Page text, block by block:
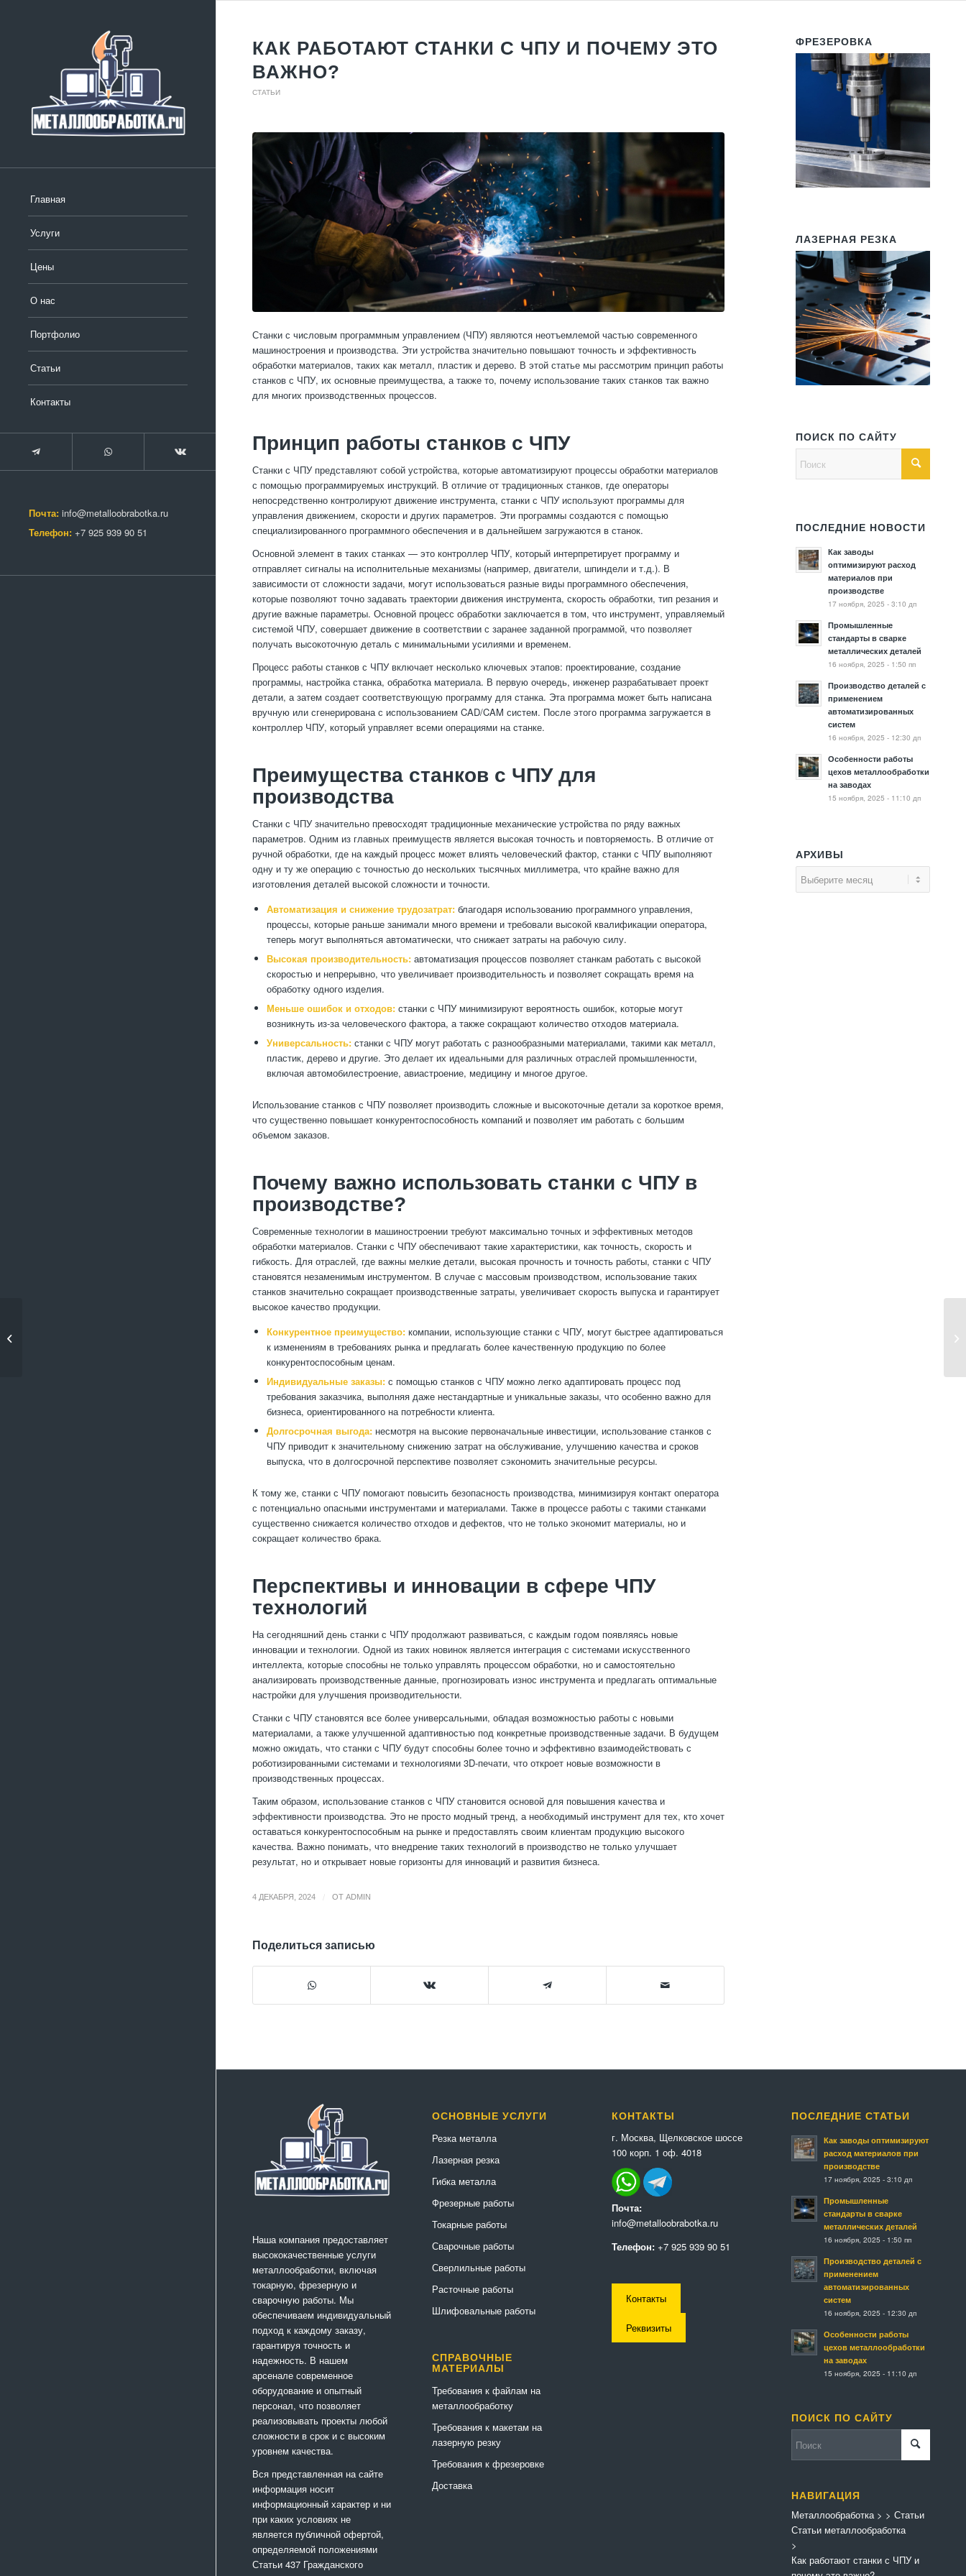
Главная
Услуги
Цены
О нас
Портфолио
Статьи
Контакты
Почта: info@metalloobrabotka.ru
Телефон: +7 925 939 90 51
КАК РАБОТАЮТ СТАНКИ С ЧПУ И ПОЧЕМУ ЭТО
ВАЖНО?
СТАТЬИ
Станки с числовым программным управлением (ЧПУ) являются неотъемлемой частью современного
машиностроения и производства. Эти устройства значительно повышают точность и эффективность
обработки материалов, таких как металл, пластик и дерево. В этой статье мы рассмотрим принцип работы
станков с ЧПУ, их основные преимущества, а также то, почему использование таких станков так важно
для многих производственных процессов.
Принцип работы станков с ЧПУ
Станки с ЧПУ представляют собой устройства, которые автоматизируют процессы обработки материалов
с помощью программируемых инструкций. В отличие от традиционных станков, где операторы
непосредственно контролируют движение инструмента, станки с ЧПУ используют программы для
управления движением, скорости и других параметров. Эти программы создаются с помощью
специализированного программного обеспечения и в дальнейшем загружаются в станок.
Основной элемент в таких станках — это контроллер ЧПУ, который интерпретирует программу и
отправляет сигналы на исполнительные механизмы (например, двигатели, шпиндели и т.д.). В
зависимости от сложности задачи, могут использоваться разные виды программного обеспечения,
которые позволяют точно задавать траектории движения инструмента, скорость обработки, тип резания и
другие важные параметры. Основной процесс обработки заключается в том, что инструмент, управляемый
системой ЧПУ, совершает движение в соответствии с заранее заданной программой, что позволяет
получать высокоточную деталь с минимальными усилиями и временем.
Процесс работы станков с ЧПУ включает несколько ключевых этапов: проектирование, создание
программы, настройка станка, обработка материала. В первую очередь, инженер разрабатывает проект
детали, а затем создает соответствующую программу для станка. Эта программа может быть написана
вручную или сгенерирована с использованием CAD/CAM систем. После этого программа загружается в
контроллер ЧПУ, который управляет всеми операциями на станке.
Преимущества станков с ЧПУ для
производства
Станки с ЧПУ значительно превосходят традиционные механические устройства по ряду важных
параметров. Одним из главных преимуществ является высокая точность и повторяемость. В отличие от
ручной обработки, где на каждый процесс может влиять человеческий фактор, станки с ЧПУ выполняют
одну и ту же операцию с точностью до нескольких тысячных миллиметра, что крайне важно для
изготовления деталей высокой сложности и точности.
Автоматизация и снижение трудозатрат: благодаря использованию программного управления,
процессы, которые раньше занимали много времени и требовали высокой квалификации оператора,
теперь могут выполняться автоматически, что снижает затраты на рабочую силу.
Высокая производительность: автоматизация процессов позволяет станкам работать с высокой
скоростью и непрерывно, что увеличивает производительность и позволяет сокращать время на
обработку одного изделия.
Меньше ошибок и отходов: станки с ЧПУ минимизируют вероятность ошибок, которые могут
возникнуть из-за человеческого фактора, а также сокращают количество отходов материала.
Универсальность: станки с ЧПУ могут работать с разнообразными материалами, такими как металл,
пластик, дерево и другие. Это делает их идеальными для различных отраслей промышленности,
включая автомобилестроение, авиастроение, медицину и многое другое.
Использование станков с ЧПУ позволяет производить сложные и высокоточные детали за короткое время,
что существенно повышает конкурентоспособность компаний и позволяет им работать с большим
объемом заказов.
Почему важно использовать станки с ЧПУ в
производстве?
Современные технологии в машиностроении требуют максимально точных и эффективных методов
обработки материалов. Станки с ЧПУ обеспечивают такие характеристики, как точность, скорость и
гибкость. Для отраслей, где важны мелкие детали, высокая прочность и точность работы, станки с ЧПУ
становятся незаменимым инструментом. В случае с массовым производством, использование таких
станков значительно сокращает производственные затраты, увеличивает скорость выпуска и гарантирует
высокое качество продукции.
Конкурентное преимущество: компании, использующие станки с ЧПУ, могут быстрее адаптироваться
к изменениям в требованиях рынка и предлагать более качественную продукцию по более
конкурентоспособным ценам.
Индивидуальные заказы: с помощью станков с ЧПУ можно легко адаптировать процесс под
требования заказчика, выполняя даже нестандартные и уникальные заказы, что особенно важно для
бизнеса, ориентированного на потребности клиента.
Долгосрочная выгода: несмотря на высокие первоначальные инвестиции, использование станков с
ЧПУ приводит к значительному снижению затрат на обслуживание, улучшению качества и сроков
выпуска, что в долгосрочной перспективе позволяет сэкономить значительные ресурсы.
К тому же, станки с ЧПУ помогают повысить безопасность производства, минимизируя контакт оператора
с потенциально опасными инструментами и материалами. Также в процессе работы с такими станками
существенно снижается количество отходов и дефектов, что не только экономит материалы, но и
сокращает количество брака.
Перспективы и инновации в сфере ЧПУ
технологий
На сегодняшний день станки с ЧПУ продолжают развиваться, с каждым годом появляясь новые
инновации и технологии. Одной из таких новинок является интеграция с системами искусственного
интеллекта, которые способны не только управлять процессом обработки, но и самостоятельно
анализировать производственные данные, прогнозировать износ инструмента и предлагать оптимальные
настройки для улучшения производительности.
Станки с ЧПУ становятся все более универсальными, обладая возможностью работы с новыми
материалами, а также улучшенной адаптивностью под конкретные производственные задачи. В будущем
можно ожидать, что станки с ЧПУ будут способны более точно и эффективно взаимодействовать с
роботизированными системами и технологиями 3D-печати, что откроет новые возможности в
производственных процессах.
Таким образом, использование станков с ЧПУ становится основой для повышения качества и
эффективности производства. Это не просто модный тренд, а необходимый инструмент для тех, кто хочет
оставаться конкурентоспособным на рынке и предоставлять своим клиентам продукцию высокого
качества. Важно понимать, что внедрение таких технологий в производство не только улучшает
результат, но и открывает новые горизонты для инноваций и развития бизнеса.
4 ДЕКАБРЯ, 2024 ОТ ADMIN
Поделиться записью
ФРЕЗЕРОВКА
ЛАЗЕРНАЯ РЕЗКА
ПОИСК ПО САЙТУ
ПОСЛЕДНИЕ НОВОСТИ
Как заводы
оптимизируют расход
материалов при
производстве
17 ноября, 2025 - 3:10 дп
Промышленные
стандарты в сварке
металлических деталей
16 ноября, 2025 - 1:50 пп
Производство деталей с
применением
автоматизированных
систем
16 ноября, 2025 - 12:30 дп
Особенности работы
цехов металлообработки
на заводах
15 ноября, 2025 - 11:10 дп
АРХИВЫ
Наша компания предоставляет
высококачественные услуги
металлообработки, включая
токарную, фрезерную и
сварочную работы. Мы
обеспечиваем индивидуальный
подход к каждому заказу,
гарантируя точность и
надежность. В нашем
арсенале современное
оборудование и опытный
персонал, что позволяет
реализовывать проекты любой
сложности в срок и с высоким
уровнем качества.
Вся представленная на сайте
информация носит
информационный характер и ни
при каких условиях не
является публичной офертой,
определяемой положениями
Статьи 437 Гражданского
ОСНОВНЫЕ УСЛУГИ
Резка металла
Лазерная резка
Гибка металла
Фрезерные работы
Токарные работы
Сварочные работы
Сверлильные работы
Расточные работы
Шлифовальные работы
СПРАВОЧНЫЕ
МАТЕРИАЛЫ
Требования к файлам на
металлообработку
Требования к макетам на
лазерную резку
Требования к фрезеровке
Доставка
КОНТАКТЫ
г. Москва, Щелковское шоссе
100 корп. 1 оф. 4018
Почта:
info@metalloobrabotka.ru
Телефон: +7 925 939 90 51
Контакты
Реквизиты
ПОСЛЕДНИЕ СТАТЬИ
Как заводы оптимизируют
расход материалов при
производстве
17 ноября, 2025 - 3:10 дп
Промышленные
стандарты в сварке
металлических деталей
16 ноября, 2025 - 1:50 пп
Производство деталей с
применением
автоматизированных
систем
16 ноября, 2025 - 12:30 дп
Особенности работы
цехов металлообработки
на заводах
15 ноября, 2025 - 11:10 дп
ПОИСК ПО САЙТУ
НАВИГАЦИЯ
Металлообработка>
Статьи металлообработка
> Статьи
>
Как работают станки с ЧПУ и